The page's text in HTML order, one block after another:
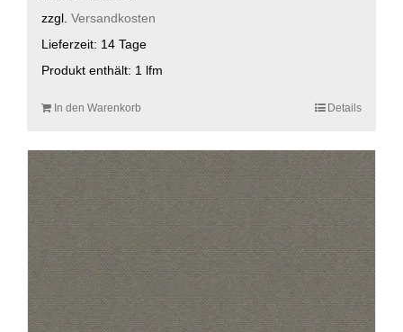
zzgl. Versandkosten
Lieferzeit: 14 Tage
Produkt enthält: 1 lfm
In den Warenkorb Details